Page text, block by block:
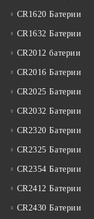
CR1620 Батерии
CR1632 Батерии
CR2012 батерии
CR2016 Батерии
CR2025 Батерии
CR2032 Батерии
CR2320 Батерии
CR2325 Батерии
CR2354 Батерии
CR2412 Батерии
CR2430 Батерии